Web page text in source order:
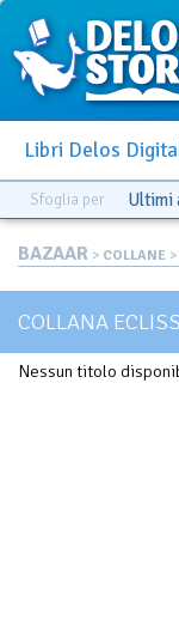
Libri Delos
Sfoglia per Ultimi
BAZAAR > COLLANE
COLLANA
Nessun titolo